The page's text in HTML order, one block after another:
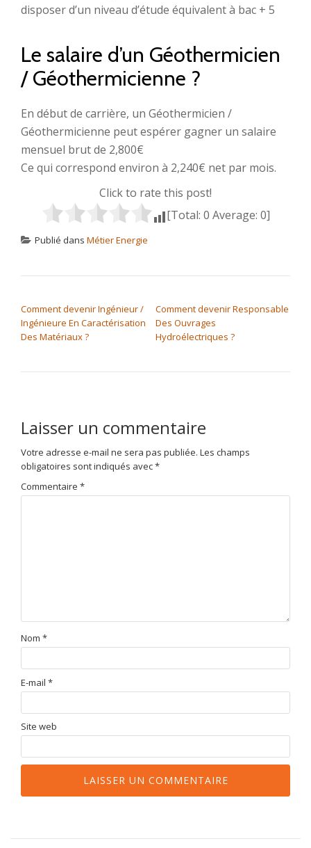
disposer d’un niveau d’étude équivalent à bac + 5
Le salaire d’un Géothermicien
/ Géothermicienne ?
En début de carrière, un Géothermicien /
Géothermicienne peut espérer gagner un salaire
mensuel brut de 2,800€
Ce qui correspond environ à 2,240€ net par mois.
Click to rate this post!
[Total: 0 Average: 0]
Publié dans Métier Energie
Comment devenir Ingénieur /
Ingénieure En Caractérisation
Des Matériaux ?
Comment devenir Responsable
Des Ouvrages
Hydroélectriques ?
Laisser un commentaire
Votre adresse e-mail ne sera pas publiée. Les champs
obligatoires sont indiqués avec*
Commentaire *
Nom *
E-mail *
Site web